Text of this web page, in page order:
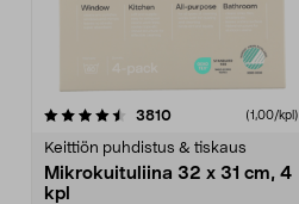
3810arvostelut (1,00/kpl)
Keittiön puhdistus & tiskaus
Mikrokuituliina 32 x 31 cm, 4
kpl
4.5viidestä